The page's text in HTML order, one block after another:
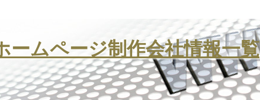
ームページ制作会社情報一覧